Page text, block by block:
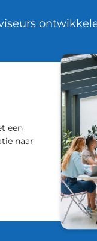
een
naar